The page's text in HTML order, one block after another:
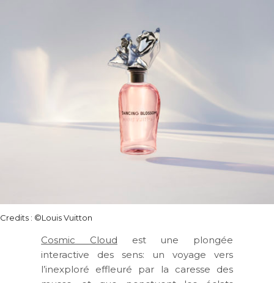
Credits : ©Louis Vuitton
Cosmic Cloud est une plongée
interactive des sens: un voyage vers
l’inexploré effleuré par la caresse des